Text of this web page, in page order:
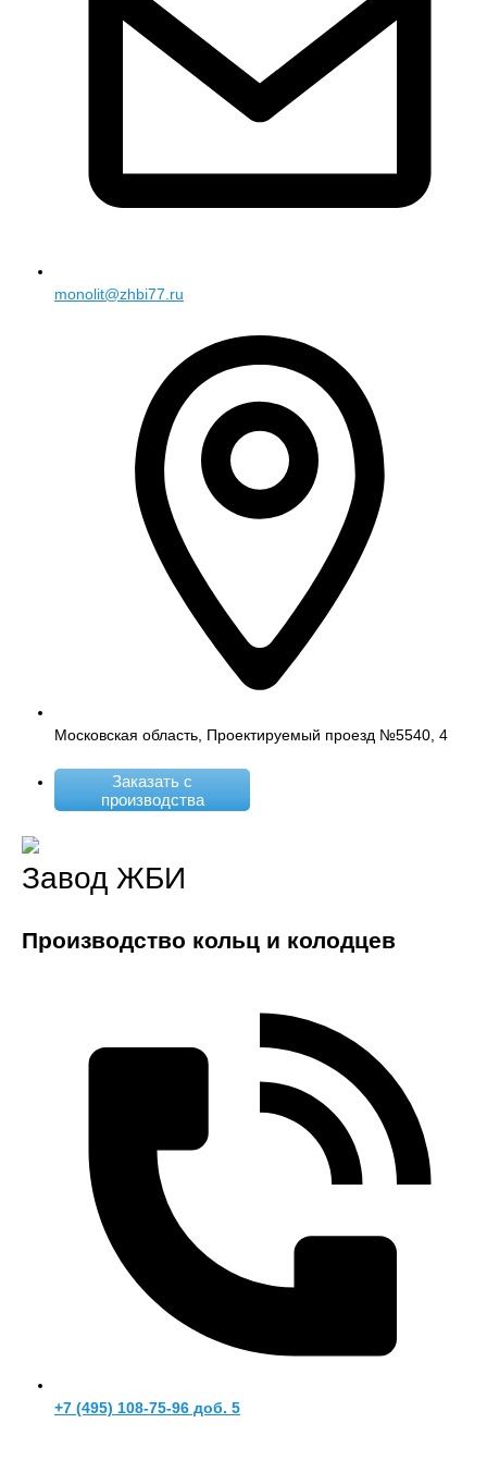
monolit@zhbi77.ru
Московская область, Проектируемый проезд №5540, 4
Заказать с
производства
Завод ЖБИ
Производство кольц и колодцев
+7 (495) 108-75-96 доб. 5